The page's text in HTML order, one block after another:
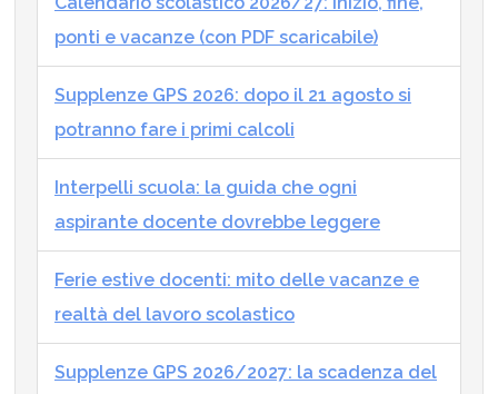
ponti e vacanze (con PDF scaricabile)
Supplenze GPS 2026: dopo il 21 agosto si
potranno fare i primi calcoli
Interpelli scuola: la guida che ogni
aspirante docente dovrebbe leggere
Ferie estive docenti: mito delle vacanze e
realtà del lavoro scolastico
Supplenze GPS 2026/2027: la scadenza del